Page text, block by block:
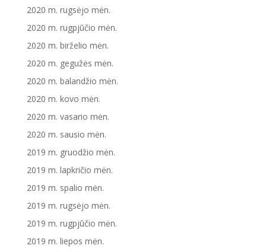
2020 m. rugsėjo mėn.
2020 m. rugpjūčio mėn.
2020 m. birželio mėn.
2020 m. gegužės mėn.
2020 m. balandžio mėn.
2020 m. kovo mėn.
2020 m. vasario mėn.
2020 m. sausio mėn.
2019 m. gruodžio mėn.
2019 m. lapkričio mėn.
2019 m. spalio mėn.
2019 m. rugsėjo mėn.
2019 m. rugpjūčio mėn.
2019 m. liepos mėn.